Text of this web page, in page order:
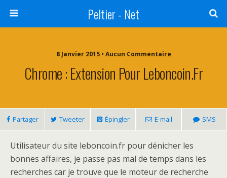
Peltier - Net
8 Janvier 2015 • Aucun Commentaire
Chrome : Extension Pour Leboncoin.fr
Partager Tweeter Épingler E-mail SMS
Utilisateur du site leboncoin.fr pour dénicher les
bonnes affaires, je passe pas mal de temps dans les
recherches car je trouve que le moteur de recherche